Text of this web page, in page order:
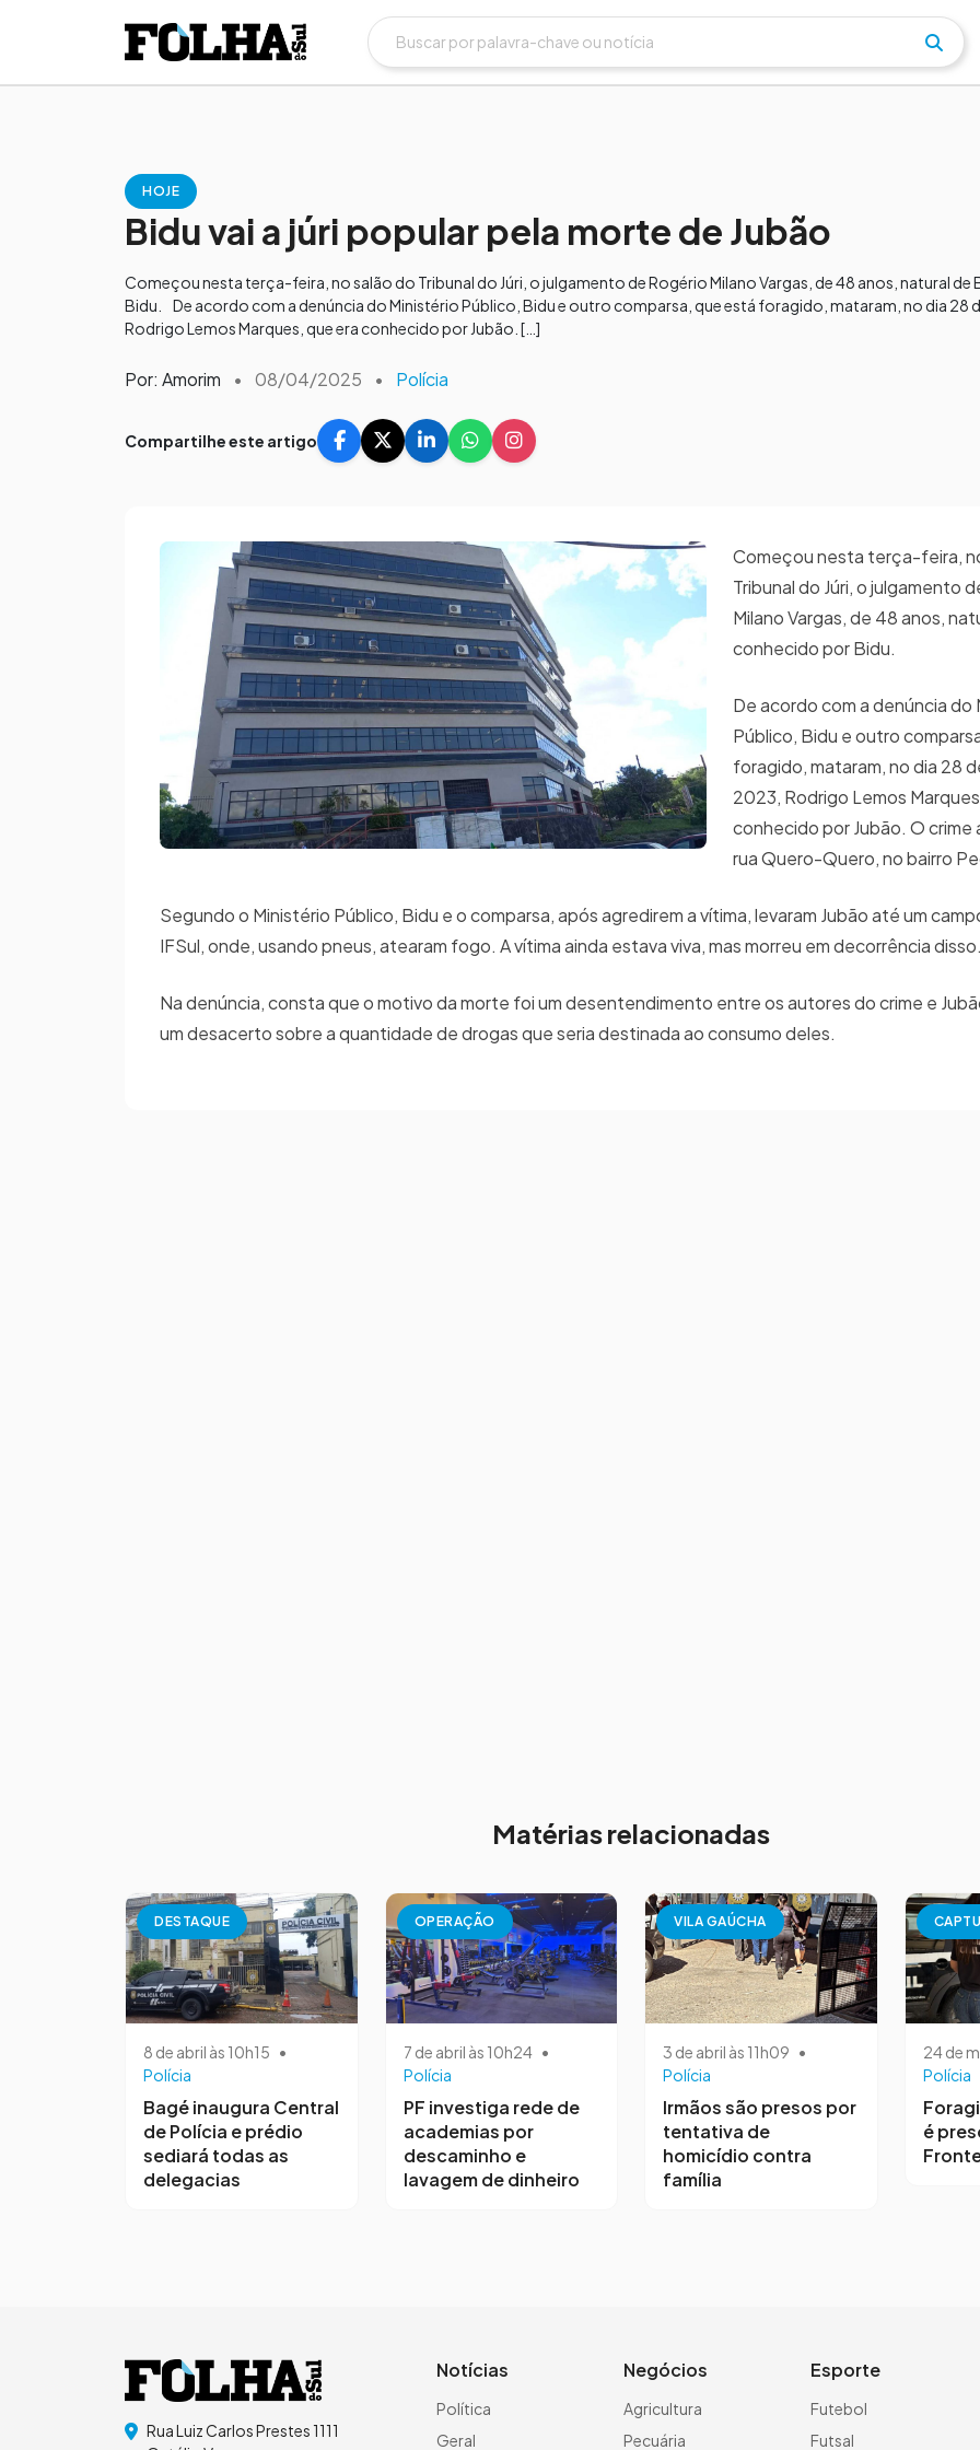
HOJE
Bidu vai a júri popular pela morte de Jubão
Começou nesta terça-feira, no salão do Tribunal do Júri, o julgamento de Rogério Milano Vargas, de 48 anos, natural
Bidu. De acordo com a denúncia do Ministério Público, Bidu e outro comparsa, que está foragido, mataram, no dia 28
Rodrigo Lemos Marques, que era conhecido por Jubão. […]
Por: Amorim • 08/04/2025 • Polícia
Compartilhe este artigo
Começou nesta terça-feira,
Tribunal do Júri, o julgamento
Milano Vargas, de 48 anos,
conhecido por Bidu.
De acordo com a denúncia do
Público, Bidu e outro
foragido, mataram, no dia 28
2023, Rodrigo Lemos
conhecido por Jubão. O
rua Quero-Quero, no bairro
Segundo o Ministério Público, Bidu e o comparsa, após agredirem a vítima, levaram Jubão até um
IFSul, onde, usando pneus, atearam fogo. A vítima ainda estava viva, mas morreu em decorrência
Na denúncia, consta que o motivo da morte foi um desentendimento entre os autores do crime e
um desacerto sobre a quantidade de drogas que seria destinada ao consumo deles.
Matérias relacionadas
DESTAQUE
8 de abril às 10h15 •
Polícia
Bagé inaugura Central
de Polícia e prédio
sediará todas as
delegacias
OPERAÇÃO
7 de abril às 10h24 •
Polícia
PF investiga rede de
academias por
descaminho e
lavagem de dinheiro
VILA GAÚCHA
3 de abril às 11h09 •
Polícia
Irmãos são presos por
tentativa de
homicídio contra
família
24 de
Polícia
é
Rua Luiz Carlos Prestes 1111
Notícias
Política
Geral
Negócios
Agricultura
Pecuária
Esporte
Futebol
Futsal